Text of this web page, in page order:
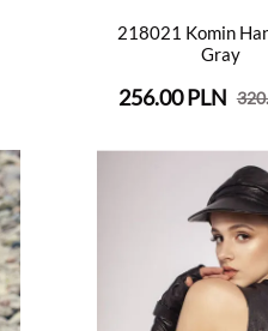
218021 Komin
Gray
256.00 PLN